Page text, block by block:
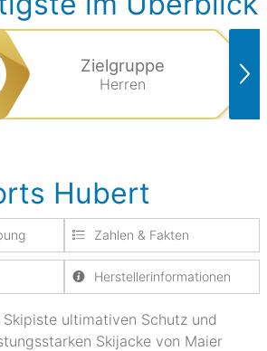
Zielgruppe
Herren
Hubert
Zahlen & Fakten
Herstellerinformationen
ultimativen Schutz und
Skijacke von Maier